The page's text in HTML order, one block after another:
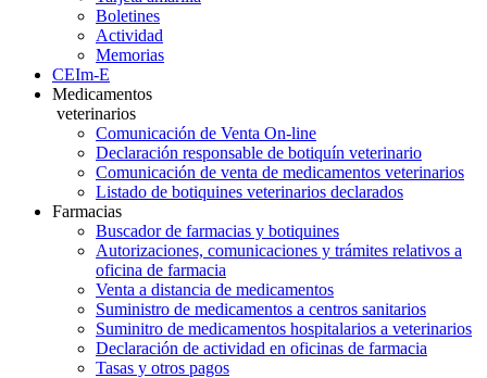
Boletines
Actividad
Memorias
CEIm-E
Medicamentos
veterinarios
Comunicación de Venta On-line
Declaración responsable de botiquín veterinario
Comunicación de venta de medicamentos veterinarios
Listado de botiquines veterinarios declarados
Farmacias
Buscador de farmacias y botiquines
Autorizaciones, comunicaciones y trámites relativos a
oficina de farmacia
Venta a distancia de medicamentos
Suministro de medicamentos a centros sanitarios
Suminitro de medicamentos hospitalarios a veterinarios
Declaración de actividad en oficinas de farmacia
Tasas y otros pagos